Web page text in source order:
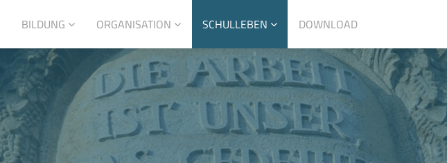
BILDUNG ORGANISATION SCHULLEBEN DOWNLOAD